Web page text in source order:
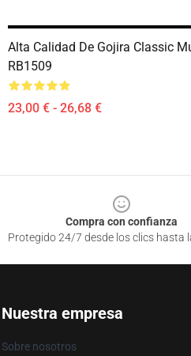
Alta Calidad De Gojira Classic
RB1509
23,00 € - 26,68 €
Compra con confianza
Protegido 24/7 desde los clics hasta
Nuestra empresa
Sobre nosotros